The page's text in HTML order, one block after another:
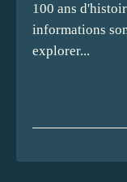
100 ans
informations
explorer...